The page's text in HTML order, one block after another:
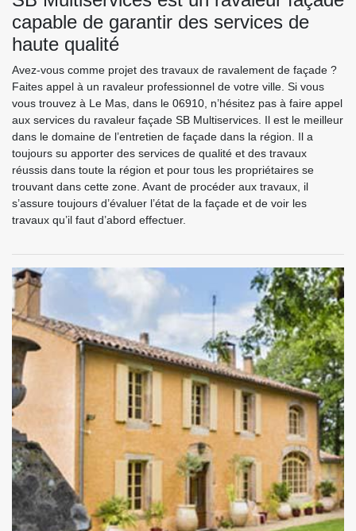
capable de garantir des services de
haute qualité
Avez-vous comme projet des travaux de ravalement de façade ?
Faites appel à un ravaleur professionnel de votre ville. Si vous
vous trouvez à Le Mas, dans le 06910, n’hésitez pas à faire appel
aux services du ravaleur façade SB Multiservices. Il est le meilleur
dans le domaine de l’entretien de façade dans la région. Il a
toujours su apporter des services de qualité et des travaux
réussis dans toute la région et pour tous les propriétaires se
trouvant dans cette zone. Avant de procéder aux travaux, il
s’assure toujours d’évaluer l’état de la façade et de voir les
travaux qu’il faut d’abord effectuer.